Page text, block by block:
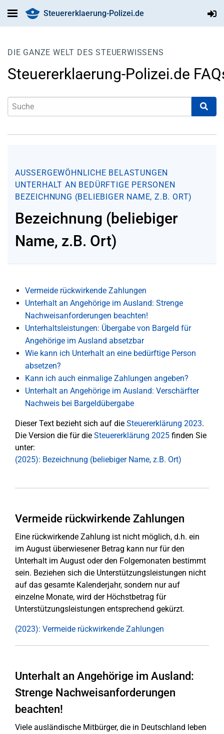
Steuererklaerung-Polizei.de
DIE GANZE WELT DES STEUERWISSENS
Steuererklaerung-Polizei.de
AUSSERGEWÖHNLICHE BELASTUNGEN
UNTERHALT AN BEDÜRFTIGE PERSONEN
BEZEICHNUNG (BELIEBIGER NAME, Z.B. ORT)
Bezeichnung (beliebiger
Name, z.B. Ort)
Vermeide rückwirkende Zahlungen
Unterhalt an Angehörige im Ausland: Strenge
Nachweisanforderungen beachten!
Unterhaltsleistungen: Übergabe von Bargeld für
Angehörige im Ausland absetzbar
Wie kann ich Unterhalt an eine bedürftige Person
absetzen?
Kann ich auch einmalige Zahlungen angeben?
Unterhalt an Angehörige im Ausland: Verschärfter
Nachweis bei Bargeldübergabe
Dieser Text bezieht sich auf die Steuererklärung 2023.
Die Version die für die Steuererklärung 2025 finden Sie
unter:
(2025): Bezeichnung (beliebiger Name, z.B. Ort)
Vermeide rückwirkende Zahlungen
Eine rückwirkende Zahlung ist nicht möglich, d.h. ein
im August überwiesener Betrag kann nur für den
Unterhalt im August oder den Folgemonaten bestimmt
sein. Beziehen sich die Unterstützungsleistungen nicht
auf das gesamte Kalenderjahr, sondern nur auf
einzelne Monate, wird der Höchstbetrag für
Unterstützungsleistungen entsprechend gekürzt.
(2023): Vermeide rückwirkende Zahlungen
Unterhalt an Angehörige im Ausland:
Strenge Nachweisanforderungen
beachten!
Viele ausländische Mitbürger, die in Deutschland leben